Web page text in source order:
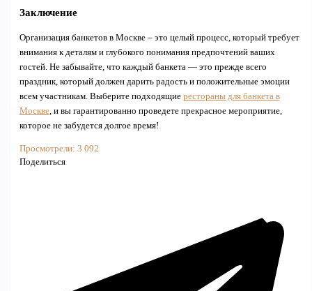
Заключение
Организация банкетов в Москве – это целый процесс, который требует
внимания к деталям и глубокого понимания предпочтений ваших
гостей. Не забывайте, что каждый банкета — это прежде всего
праздник, который должен дарить радость и положительные эмоции
всем участникам. Выберите подходящие рестораны для банкета в
Москве, и вы гарантированно проведете прекрасное мероприятие,
которое не забудется долгое время!
Просмотрели: 3 092
Поделиться